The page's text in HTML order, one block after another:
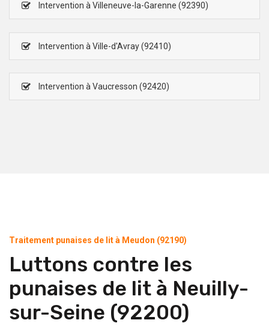
Intervention à Villeneuve-la-Garenne (92390)
Intervention à Ville-d'Avray (92410)
Intervention à Vaucresson (92420)
Traitement punaises de lit à Meudon (92190)
Luttons contre les
punaises de lit à Neuilly-
sur-Seine (92200)